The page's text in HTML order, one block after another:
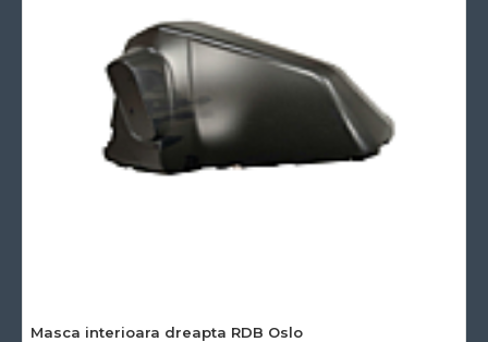
Masca interioara dreapta RDB Oslo